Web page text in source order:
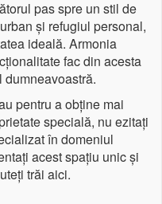
pas spre un stil de
și refugiul personal,
ideală. Armonia
fac din acesta
dumneavoastră.
pentru a obține mai
specială, nu ezitați
în domeniul
acest spațiu unic și
trăi aici.